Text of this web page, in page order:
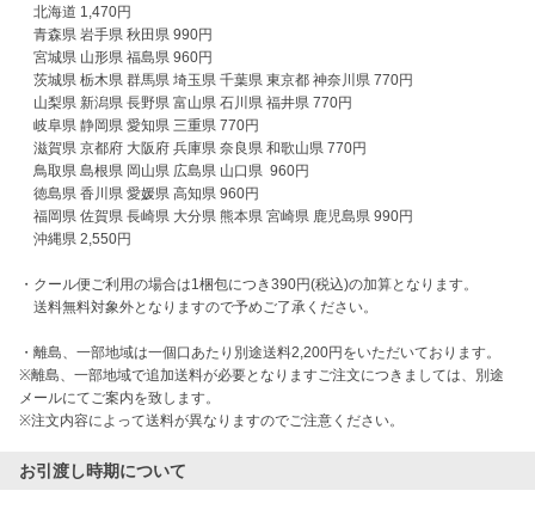
北海道 1,470円
青森県 岩手県 秋田県 990円
宮城県 山形県 福島県 960円
茨城県 栃木県 群馬県 埼玉県 千葉県 東京都 神奈川県 770円
山梨県 新潟県 長野県 富山県 石川県 福井県 770円
岐阜県 静岡県 愛知県 三重県 770円
滋賀県 京都府 大阪府 兵庫県 奈良県 和歌山県 770円
鳥取県 島根県 岡山県 広島県 山口県  960円
徳島県 香川県 愛媛県 高知県 960円
福岡県 佐賀県 長崎県 大分県 熊本県 宮崎県 鹿児島県 990円
沖縄県 2,550円
・クール便ご利用の場合は1梱包につき390円(税込)の加算となります。
送料無料対象外となりますので予めご了承ください。
・離島、一部地域は一個口あたり別途送料2,200円をいただいております。
※離島、一部地域で追加送料が必要となりますご注文につきましては、別途
メールにてご案内を致します。
※注文内容によって送料が異なりますのでご注意ください。
お引渡し時期について